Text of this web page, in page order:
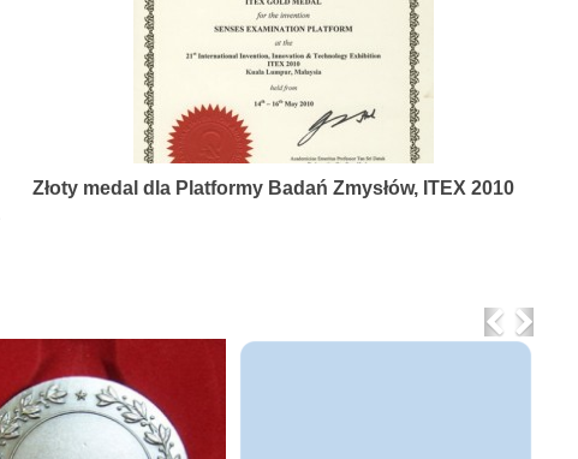
Złoty medal dla Platformy Badań Zmysłów, ITEX 2010
Next